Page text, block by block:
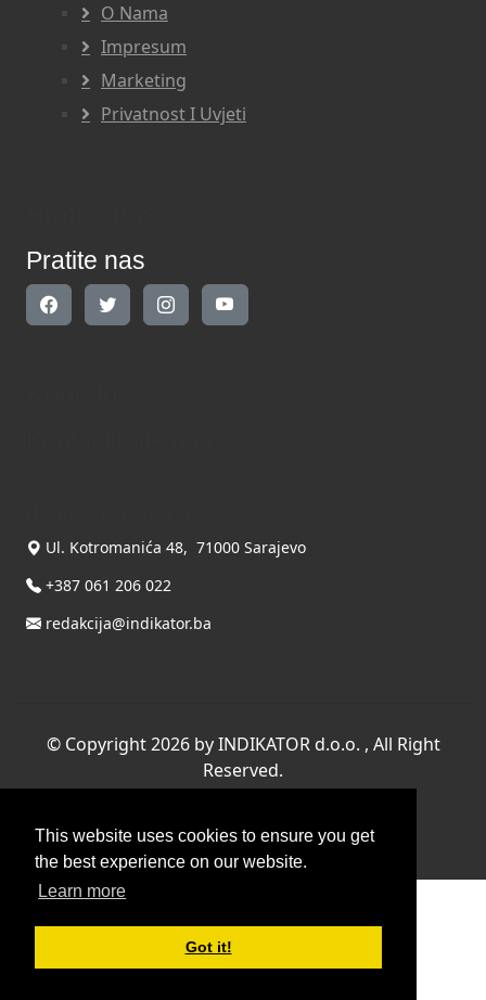
This website uses cookies to ensure you get
the best experience on our website.
Learn more
Got it!
O Nama
Impresum
Marketing
Privatnost I Uvjeti
Pratite nas
Ul. Kotromanića 48, 71000 Sarajevo
+387 061 206 022
redakcija@indikator.ba
© Copyright 2026 by INDIKATOR d.o.o. , All Right
Reserved.
Powered by THYME SYSTEMS doo